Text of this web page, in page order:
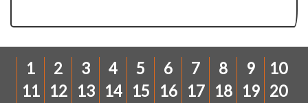
1 2 3 4 5 6 7 8 9
10
11
12 13 14 15 16 17 18 19 20